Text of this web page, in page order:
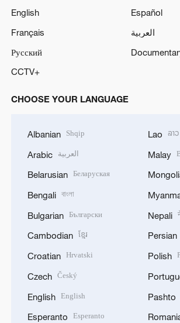
English
Español
Français
العربية
Русский
CCTV+
CHOOSE YOUR LANGUAGE
Albanian Shqip
Arabic العربية
Belarusian Беларуская
Bengali বাংলা
Bulgarian Български
Cambodian ខ្មែរ
Croatian Hrvatski
Czech Český
English English
Esperanto Esperanto
Lao ລາວ
Malay
Nepali
Persian
Polish
Pashto